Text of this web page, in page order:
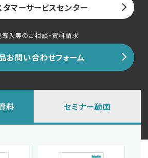
タマーサービスセンター
入等のご相談・資料請求
お問い合わせフォーム
料 セミナー動画